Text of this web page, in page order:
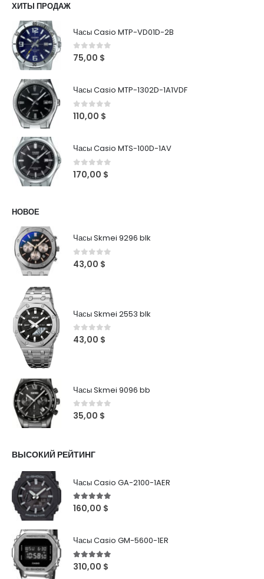
ХИТЫ ПРОДАЖ
Часы Casio MTP-VD01D-2B
0out of 5
75,00 $
Часы Casio MTP-1302D-1A1VDF
0out of 5
110,00 $
Часы Casio MTS-100D-1AV
0out of 5
170,00 $
НОВОЕ
Часы Skmei 9296 blk
0 out of 5
43,00 $
Часы Skmei 2553 blk
0 out of 5
43,00 $
Часы Skmei 9096 bb
0out of 5
35,00 $
ВЫСОКИЙ РЕЙТИНГ
Часы Casio GA-2100-1AER
5out of 5
160,00 $
Часы Casio GM-5600-1ER
5out of 5
310,00 $